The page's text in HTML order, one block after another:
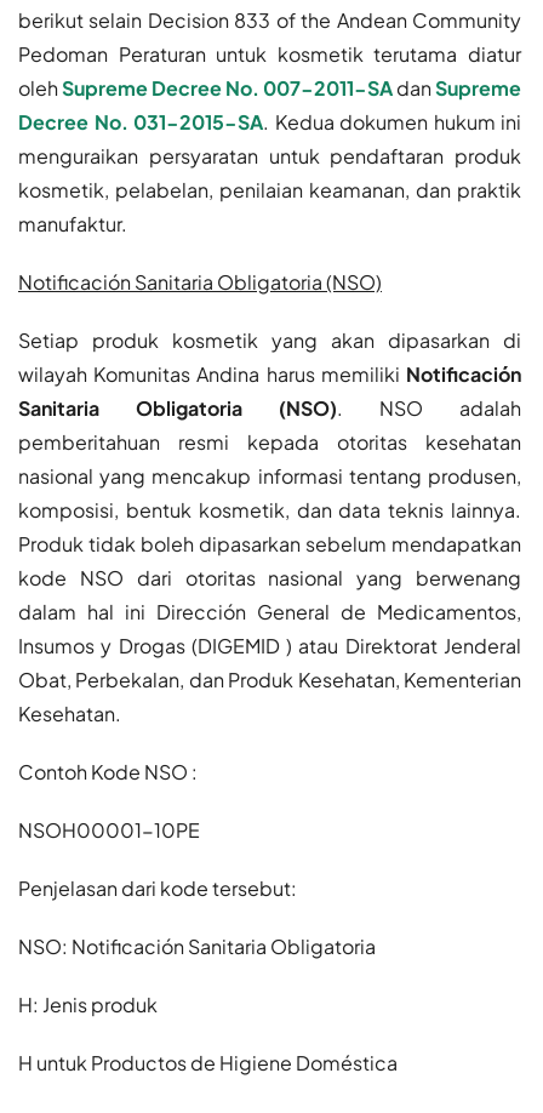
berikut selain Decision 833 of the Andean Community
Pedoman Peraturan untuk kosmetik terutama diatur
olehSupreme Decree No. 007-2011-SAdanSupreme
Decree No. 031-2015-SA. Kedua dokumen hukum ini
menguraikan persyaratan untuk pendaftaran produk
kosmetik, pelabelan, penilaian keamanan, dan praktik
manufaktur.
Notificación Sanitaria Obligatoria (NSO)
Setiap produk kosmetik yang akan dipasarkan di
wilayah Komunitas Andina harus memiliki Notificación
Sanitaria Obligatoria (NSO). NSO adalah
pemberitahuan resmi kepada otoritas kesehatan
nasional yang mencakup informasi tentang produsen,
komposisi, bentuk kosmetik, dan data teknis lainnya.
Produk tidak boleh dipasarkan sebelum mendapatkan
kode NSO dari otoritas nasional yang berwenang
dalam hal ini Dirección General de Medicamentos,
Insumos y Drogas (DIGEMID ) atau Direktorat Jenderal
Obat, Perbekalan, dan Produk Kesehatan, Kementerian
Kesehatan.
Contoh Kode NSO :
NSOH00001-10PE​
Penjelasan dari kode tersebut:​
NSO: Notificación Sanitaria Obligatoria
H: Jenis produk
H untuk Productos de Higiene Doméstica